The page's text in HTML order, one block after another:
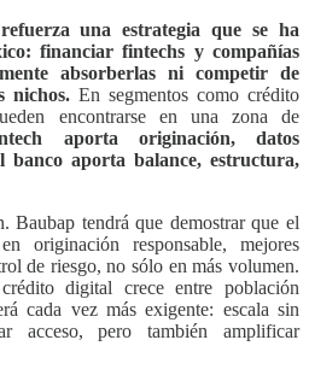
refuerza una estrategia que se ha
financiar fintechs y compañías
absorberlas ni competir de
nichos. En segmentos como crédito
encontrarse en una zona de
aporta originación, datos
banco aporta balance, estructura,
Baubap tendrá que demostrar que el
originación responsable, mejores
de riesgo, no sólo en más volumen.
digital crece entre población
cada vez más exigente: escala sin
acceso, pero también amplificar